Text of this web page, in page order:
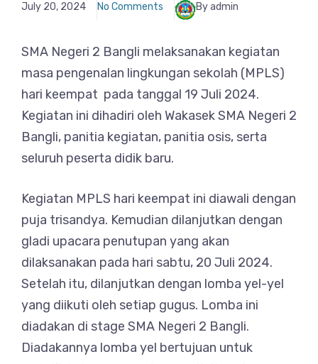
July 20, 2024 No Comments By admin
SMA Negeri 2 Bangli melaksanakan kegiatan
masa pengenalan lingkungan sekolah (MPLS)
hari keempat pada tanggal 19 Juli 2024.
Kegiatan ini dihadiri oleh Wakasek SMA Negeri 2
Bangli, panitia kegiatan, panitia osis, serta
seluruh peserta didik baru.
Kegiatan MPLS hari keempat ini diawali dengan
puja trisandya. Kemudian dilanjutkan dengan
gladi upacara penutupan yang akan
dilaksanakan pada hari sabtu, 20 Juli 2024.
Setelah itu, dilanjutkan dengan lomba yel-yel
yang diikuti oleh setiap gugus. Lomba ini
diadakan di stage SMA Negeri 2 Bangli.
Diadakannya lomba yel bertujuan untuk